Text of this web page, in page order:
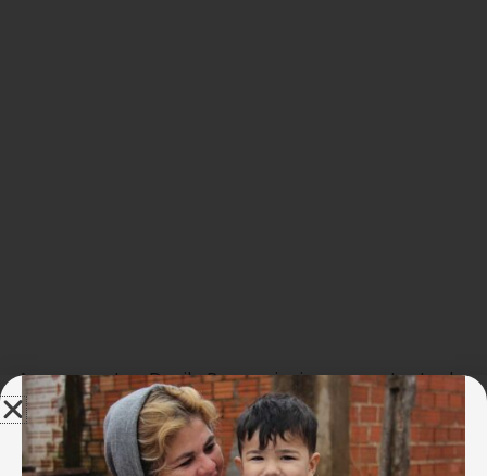
Aos presentes, Danilo Parmegiani, representante da
LBV na ONU, destacou as ações da Entidade nas
áreas da assistência social e da educação, que
contribuem no combate à pobreza e às